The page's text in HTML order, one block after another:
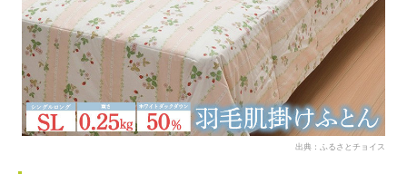
出典：ふるさとチョイス